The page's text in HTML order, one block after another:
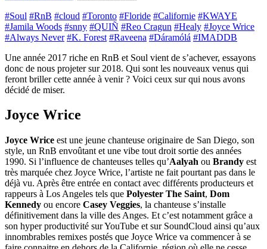
#Soul #RnB #cloud #Toronto #Floride #Californie #KWAYE
#Jamila Woods #snny #QUIÑ #Reo Cragun #Healy #Joyce Wrice
#Always Never #K. Forest #Raveena #Dáramólá #IMADDB
Une année 2017 riche en RnB et Soul vient de s’achever, essayons
donc de nous projeter sur 2018. Qui sont les nouveaux venus qui
feront briller cette année à venir ? Voici ceux sur qui nous avons
décidé de miser.
Joyce Wrice
Joyce Wrice est une jeune chanteuse originaire de San Diego, son
style, un RnB envoûtant et une vibe tout droit sortie des années
1990. Si l’influence de chanteuses telles qu’Aalyah ou Brandy est
très marquée chez Joyce Wrice, l’artiste ne fait pourtant pas dans le
déjà vu. Après être entrée en contact avec différents producteurs et
rappeurs à Los Angeles tels que Polyester The Saint, Dom
Kennedy ou encore Casey Veggies, la chanteuse s’installe
définitivement dans la ville des Anges. Et c’est notamment grâce a
son hyper productivité sur YouTube et sur SoundCloud ainsi qu’aux
innombrables remixes postés que Joyce Wrice va commencer à se